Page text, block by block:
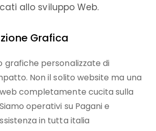
allo sviluppo Web.
Grafica
grafiche personalizzate di
Non il solito website ma una
completamente cucita sulla
operativi su Pagani e
in tutta italia